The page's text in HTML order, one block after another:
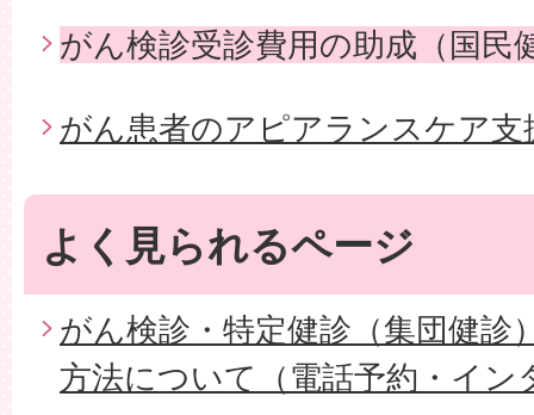
がん検診受診費用の助成（国民
がん患者のアピアランスケア
よく見られるページ
がん検診・特定健診（集団健診
方法について（電話予約・イン